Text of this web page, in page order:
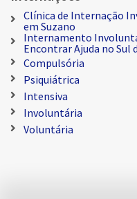
Clínica de Internação
em Suzano
Internamento
Encontrar Ajuda no Sul
Compulsória
Psiquiátrica
Intensiva
Involuntária
Voluntária